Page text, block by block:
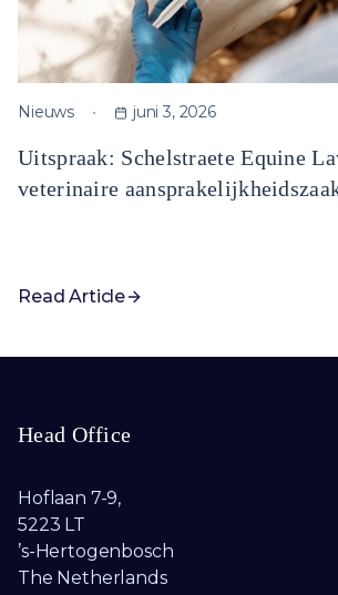
Nieuws juni 3, 2026
Uitspraak: Schelstraete Equine
veterinaire
Read Article
Head Office
Hoflaan 7-9,
5223 LT
’s-Hertogenbosch
The Netherlands